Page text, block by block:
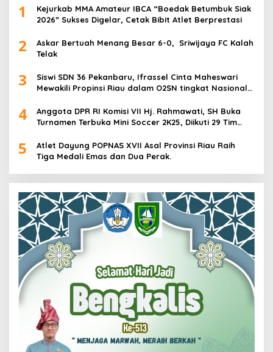
1
Kejurkab MMA Amateur IBCA “Boedak Betumbuk Siak
2026” Sukses Digelar, Cetak Bibit Atlet Berprestasi
2
Askar Bertuah Menang Besar 6-0, Sriwijaya FC Kalah
Telak
3
Siswi SDN 36 Pekanbaru, Ifrassel Cinta Maheswari
Mewakili Propinsi Riau dalam O2SN tingkat Nasional
4
Anggota DPR RI Komisi VII Hj. Rahmawati, SH Buka
Turnamen Terbuka Mini Soccer 2K25, Diikuti 29 Tim
5
Atlet Dayung POPNAS XVII Asal Provinsi Riau Raih
Tiga Medali Emas dan Dua Perak.